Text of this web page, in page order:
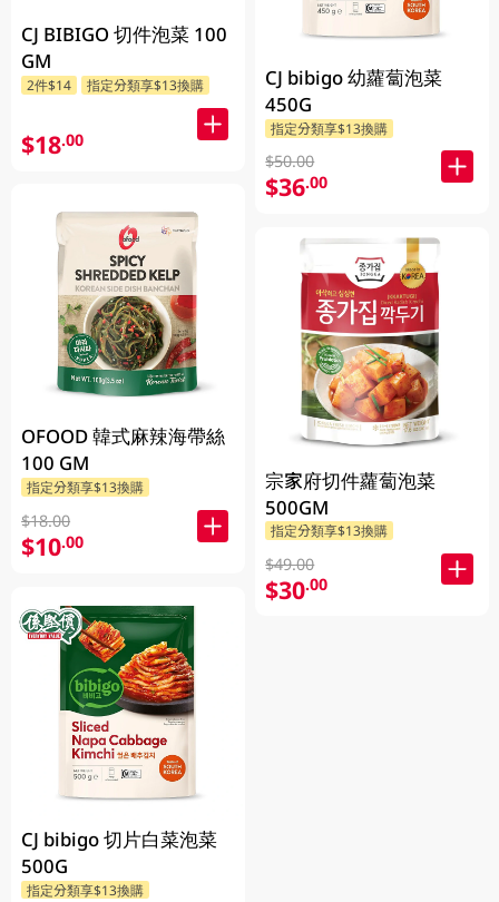
CJ BIBIGO 切件泡菜 100
GM
2件$14 指定分類享$13換購
$18.00
OFOOD 韓式麻辣海帶絲
100 GM
指定分類享$13換購
$18.00
$10.00
CJ bibigo 切片白菜泡菜
500G
指定分類享$13換購
CJ bibigo 幼蘿蔔泡菜
450G
指定分類享$13換購
$50.00
$36.00
宗家府切件蘿蔔泡菜
500GM
指定分類享$13換購
$49.00
$30.00